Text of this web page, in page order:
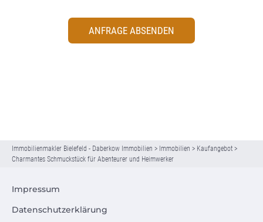
ANFRAGE ABSENDEN
Immobilienmakler Bielefeld - Daberkow Immobilien > Immobilien > Kaufangebot >
Charmantes Schmuckstück für Abenteurer und Heimwerker
Impressum
Datenschutzerklärung